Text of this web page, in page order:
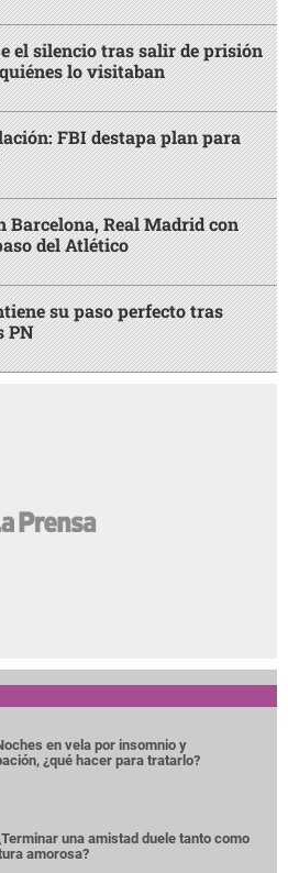
el silencio tras salir de prisión
lo visitaban
FBI destapa plan para
Barcelona, Real Madrid con
del Atlético
su paso perfecto tras
PN
en vela por insomnio y
¿qué hacer para tratarlo?
una amistad duele tanto como
amorosa?